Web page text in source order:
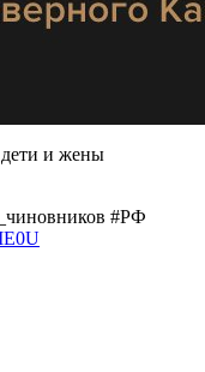
дети и жены
#РФ